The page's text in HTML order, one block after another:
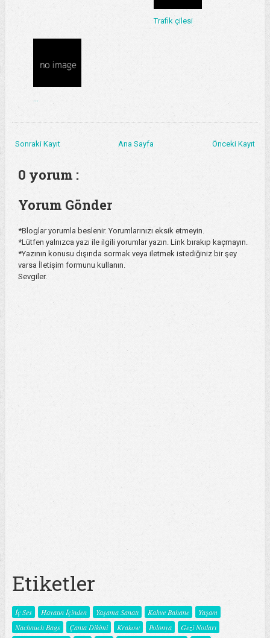
Trafik çilesi
...
Sonraki Kayıt Önceki Kayıt
Ana Sayfa
0 yorum :
Yorum Gönder
*Bloglar yorumla beslenir. Yorumlarınızı eksik etmeyin.
*Lütfen yalnızca yazı ile ilgili yorumlar yazın. Link bırakıp kaçmayın.
*Yazının konusu dışında sormak veya iletmek istediğiniz bir şey
varsa İletişim formunu kullanın.
Sevgiler.
Etiketler
İç Ses Hayatın İçinden Yaşama Sanatı Kahve Bahane
Yaşam
Nachnuch Bags
Çanta Dikimi Krakow Polonya
Gezi Notları